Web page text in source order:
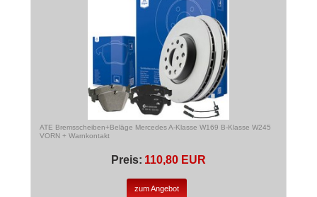
ATE Bremsscheiben+Beläge Mercedes A-Klasse W169 B-Klasse W245
VORN + Warnkontakt
Preis: 110,80 EUR
zum Angebot